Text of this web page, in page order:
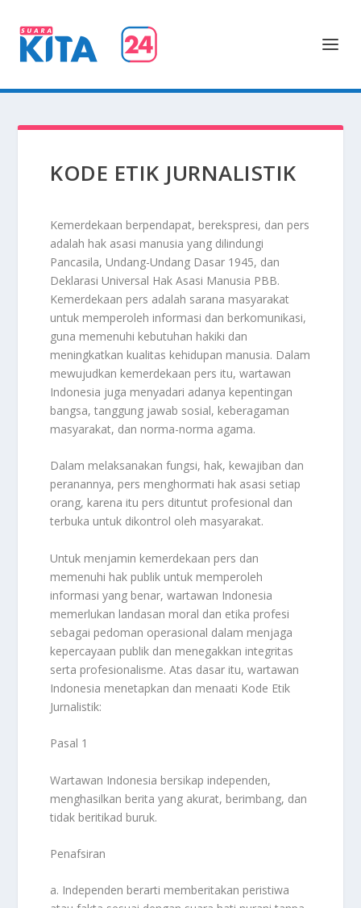
KODE ETIK JURNALISTIK
Kemerdekaan berpendapat, berekspresi, dan pers
adalah hak asasi manusia yang dilindungi
Pancasila, Undang-Undang Dasar 1945, dan
Deklarasi Universal Hak Asasi Manusia PBB.
Kemerdekaan pers adalah sarana masyarakat
untuk memperoleh informasi dan berkomunikasi,
guna memenuhi kebutuhan hakiki dan
meningkatkan kualitas kehidupan manusia. Dalam
mewujudkan kemerdekaan pers itu, wartawan
Indonesia juga menyadari adanya kepentingan
bangsa, tanggung jawab sosial, keberagaman
masyarakat, dan norma-norma agama.
Dalam melaksanakan fungsi, hak, kewajiban dan
peranannya, pers menghormati hak asasi setiap
orang, karena itu pers dituntut profesional dan
terbuka untuk dikontrol oleh masyarakat.
Untuk menjamin kemerdekaan pers dan
memenuhi hak publik untuk memperoleh
informasi yang benar, wartawan Indonesia
memerlukan landasan moral dan etika profesi
sebagai pedoman operasional dalam menjaga
kepercayaan publik dan menegakkan integritas
serta profesionalisme. Atas dasar itu, wartawan
Indonesia menetapkan dan menaati Kode Etik
Jurnalistik:
Pasal 1
Wartawan Indonesia bersikap independen,
menghasilkan berita yang akurat, berimbang, dan
tidak beritikad buruk.
Penafsiran
a. Independen berarti memberitakan peristiwa